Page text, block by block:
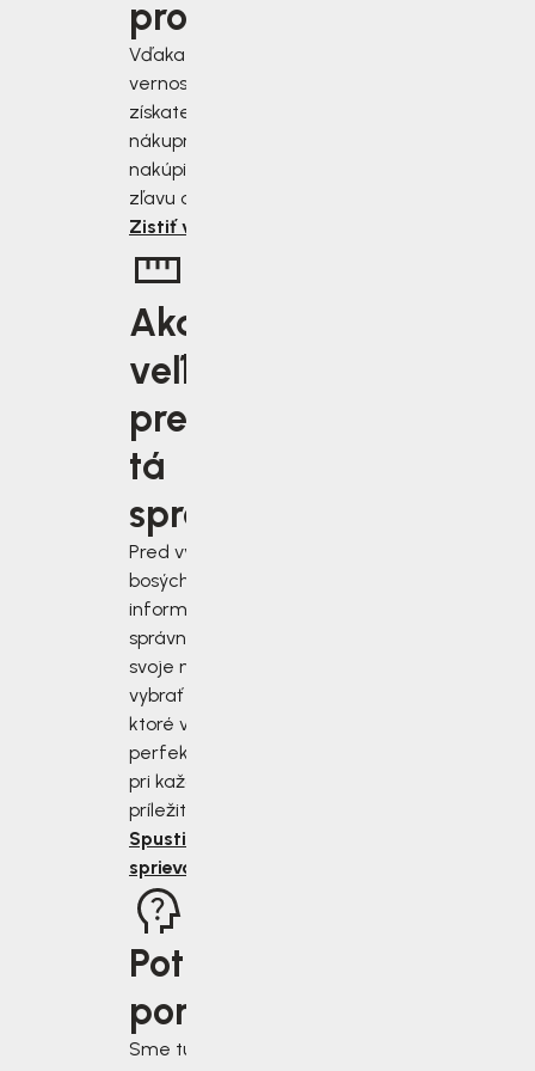
programu
Vďaka nášmu
vernostnému programu
získate zľavu 2 až 10 % z
nákupnej ceny. Čím viac
nakúpite, tým väčšiu
zľavu od nás získate.
Zistiť viac
Aká
veľkosť je
pre vás
tá
správna?
Pred výberom
bosých topánok sa
informujte, ako
správne zmerať
svoje nohy a
vybrať si topánky,
ktoré vám budú
perfektne sedieť
pri každej
príležitosti.
Spustiť
sprievodcu
Potrebujete
poradiť?
Sme tu pre vás, keď